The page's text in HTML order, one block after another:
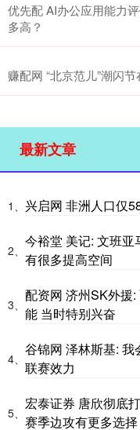
优先配 AI办公应用能力
多高？
赚配网 “北京范儿”潮闪
最新文章
1、 兴启网 非洲人口仅
2、
今裕堂 美记: 文班
有很多提高空间
3、
配资网 济州SK外援
能 当时特别兴奋
4、
谷锦网 泽林斯基:
联赛效力
5、
宏泰证券 唐欣彻底
赛季边攻有更多选择